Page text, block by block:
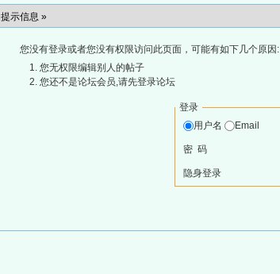
提示信息 »
您没有登录或者您没有权限访问此页面，可能有如下几个原因:
您无权限编辑别人的帖子
您还不是论坛会员,请先登录论坛
登录
用户名
Email
密 码
隐身登录